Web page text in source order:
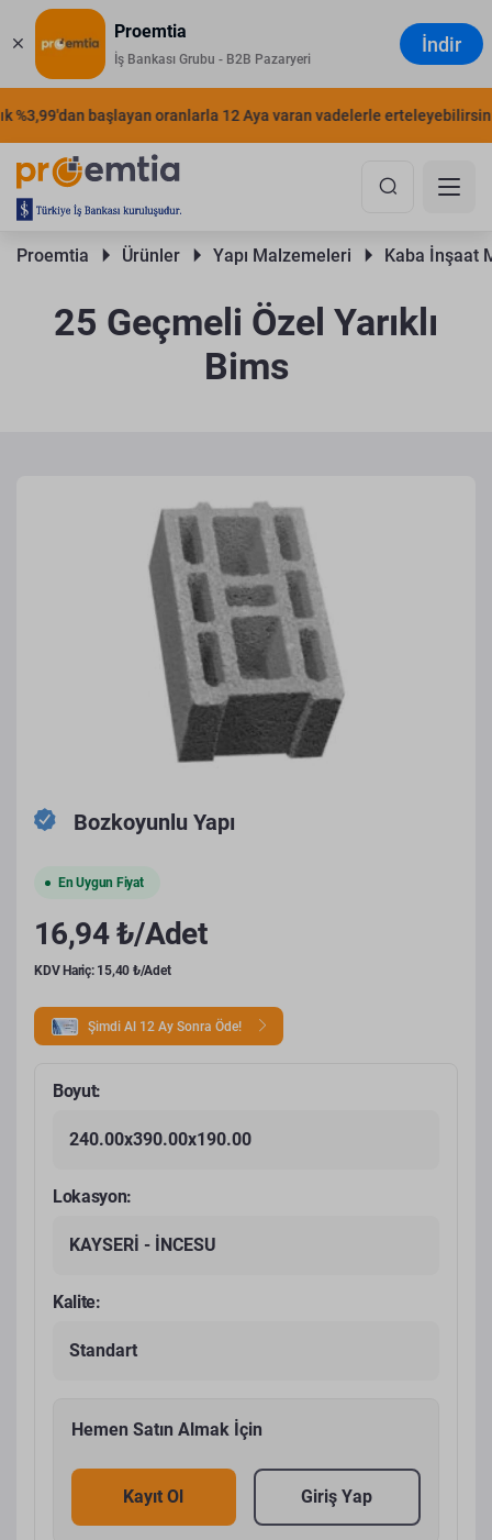
Proemtia
İş Bankası Grubu - B2B Pazaryeri
İndir
başlayan oranlarla 12 Aya varan vadelerle erteleyebilirsiniz.
Proemtia Ürünler Yapı Malzemeleri Kaba İnşaat
25 Geçmeli Özel Yarıklı
Bims
Bozkoyunlu Yapı
En Uygun Fiyat
16,94 ₺/Adet
KDV Hariç: 15,40 ₺/Adet
Şimdi Al 12 Ay Sonra Öde!
Boyut:
240.00x390.00x190.00
Lokasyon:
KAYSERİ - İNCESU
Kalite:
Standart
Hemen Satın Almak İçin
Kayıt Ol Giriş Yap